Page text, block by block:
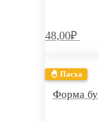
48,00₽
🐣 Пасха
Форма